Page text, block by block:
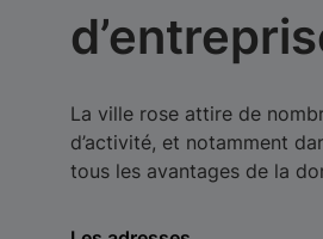
La ville rose attire de
d’activité, et notamment
tous les avantages de la